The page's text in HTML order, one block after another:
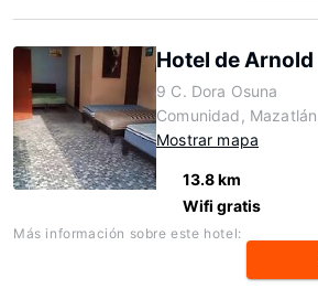
Hotel de Arnold
9 C. Dora Osuna
Comunidad,
Mostrar mapa
13.8 km
Wifi gratis
Más información sobre este hotel: